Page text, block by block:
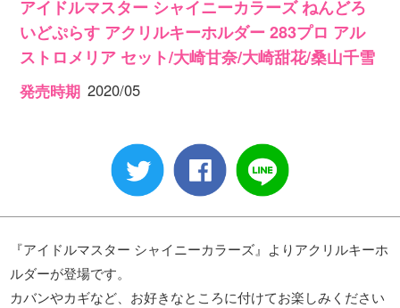
アイドルマスター シャイニーカラーズ ねんどろ
いどぷらす アクリルキーホルダー 283プロ アル
ストロメリア セット/大崎甘奈/大崎甜花/桑山千雪
発売時期 2020/05
『アイドルマスター シャイニーカラーズ』よりアクリルキーホ
ルダーが登場です。
カバンやカギなど、お好きなところに付けてお楽しみください